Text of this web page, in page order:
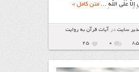
إِلاَّ عَلَى اللَّهِ ...متن کامل »
سایتدر آیات قرآن به روایت
۰ 25